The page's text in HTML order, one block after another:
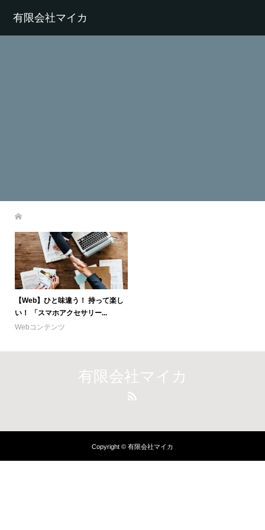
有限会社マイカ
【Web】ひと味違う！ 持って楽し
い！ 「スマホアクセサリー...
Webコンテンツ
有限会社マイカ
Copyright © 有限会社マイカ